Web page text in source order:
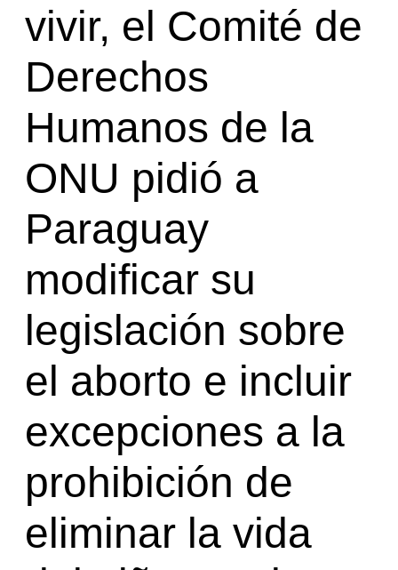
vivir, el Comité de
Derechos
Humanos de la
ONU pidió a
Paraguay
modificar su
legislación sobre
el aborto e incluir
excepciones a la
prohibición de
eliminar la vida